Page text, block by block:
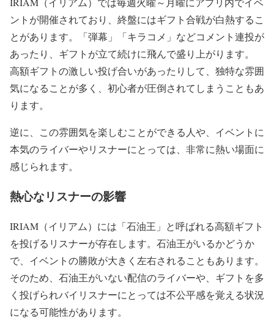
ントが開催されており、終盤にはギフト合戦が白熱するこ
とがあります。「弾幕」「キラコメ」などコメント連投が
あったり、ギフトが立て続けに飛んで盛り上がります。
高額ギフトの激しい投げ合いがあったりして、独特な雰囲
気になることが多く、初心者が圧倒されてしまうこともあ
ります。
逆に、この雰囲気を楽しむことができる人や、イベントに
本気のライバーやリスナーにとっては、非常に熱い場面に
感じられます。
熱心なリスナーの影響
IRIAM（イリアム）には「石油王」と呼ばれる高額ギフト
を投げるリスナーが存在します。石油王がいるかどうか
で、イベントの勝敗が大きく左右されることもあります。
そのため、石油王がいない配信のライバーや、ギフトを多
く投げられバイリスナーにとっては不公平感を覚える状況
になる可能性があります。